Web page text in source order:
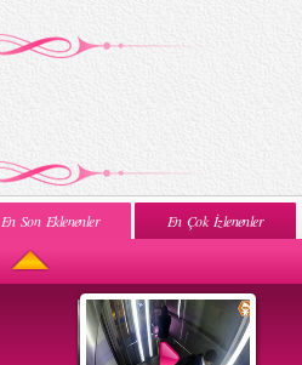
En Son Eklenenler En Çok İzlenenler